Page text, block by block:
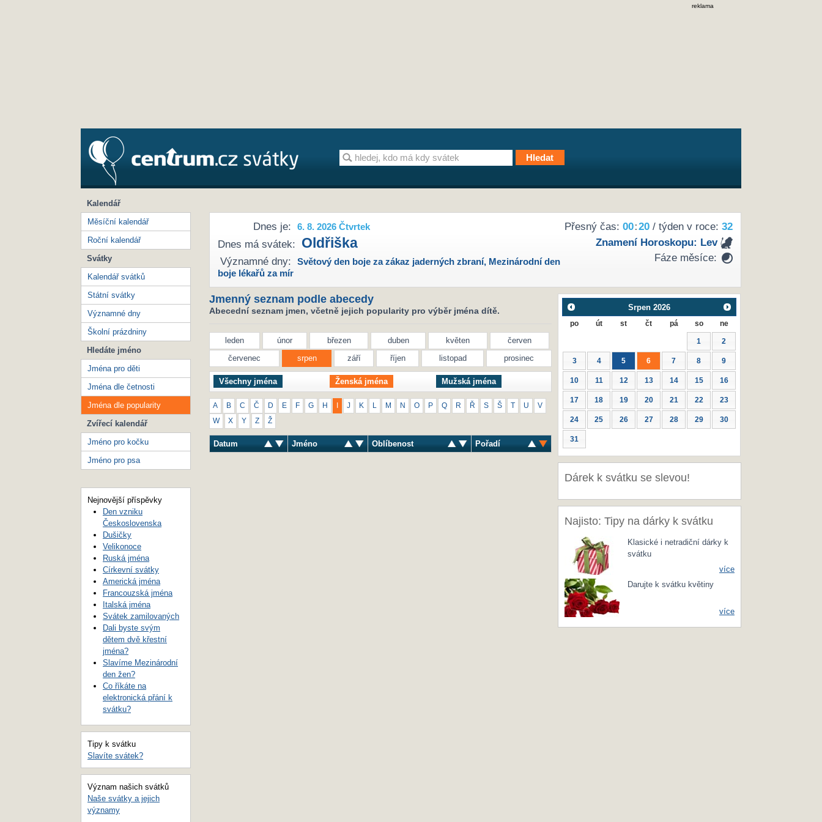
reklama
Přesný čas: 00:20/ týden v roce: 32
Znamení Horoskopu: Lev
Fáze měsíce:
Dnes je: 6. 8. 2026 Čtvrtek
Dnes má svátek: Oldřiška
Významné dny: Světový den boje za zákaz jaderných zbraní, Mezinárodní den
boje lékařů za mír
Jmenný seznam podle abecedy
Abecední seznam jmen, včetně jejich popularity pro výběr jména dítě.
leden únor březen duben květen
červen
červenec
srpen září říjen listopad prosinec
Všechny jména Ženská jména Mužská jména
A B C Č D E F G H J K M N O P Q R Ř S Š T U V
W X Y Z Ž
Datum Jméno Oblíbenost Pořadí
Srpen 2026
po út st čt pá so ne
1 2
3 4 5 6 7 8 9
10 11 12 13 14 15 16
17 18 19 20 21 22 23
24 25 26 27 28 29 30
31
Dárek k svátku se slevou!
Najisto: Tipy na dárky k svátku
Klasické i netradiční dárky k
svátku
více
Darujte k svátku květiny
více
Kalendář
Měsíční kalendář
Roční kalendář
Svátky
Kalendář svátků
Státní svátky
Významné dny
Školní prázdniny
Hledáte jméno
Jména pro děti
Jména dle četnosti
Jména dle popularity
Zvířecí kalendář
Jméno pro kočku
Jméno pro psa
Nejnovější příspěvky
Den vzniku
Československa
Dušičky
Velikonoce
Ruská jména
Církevní svátky
Americká jména
Francouzská jména
Italská jména
Svátek zamilovaných
Dali byste svým
dětem dvě křestní
jména?
Slavíme Mezinárodní
den žen?
Co říkáte na
elektronická přání k
svátku?
Tipy k svátku
Slavíte svátek?
Význam našich svátků
Naše svátky a jejich
významy